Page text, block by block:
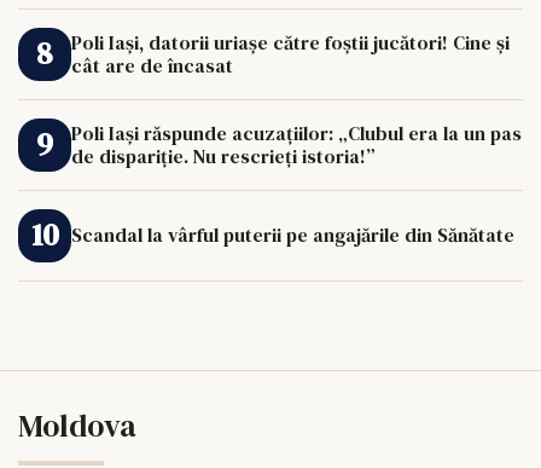
Poli Iași, datorii uriașe către foștii jucători! Cine și
cât are de încasat
Poli Iași răspunde acuzațiilor: „Clubul era la un pas
de dispariție. Nu rescrieți istoria!”
Scandal la vârful puterii pe angajările din Sănătate
Moldova